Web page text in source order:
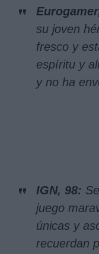
su joven
fresco y
espíritu y
y no ha
IGN, 98:
juego
únicas y
recuerdan